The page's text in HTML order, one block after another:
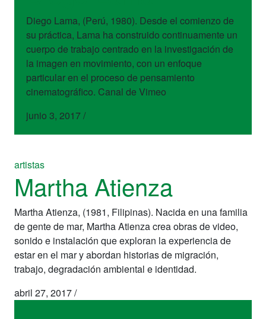
Diego Lama, (Perú, 1980). Desde el comienzo de
su práctica, Lama ha construido continuamente un
cuerpo de trabajo centrado en la investigación de
la imagen en movimiento, con un enfoque
particular en el proceso de pensamiento
cinematográfico. Canal de Vimeo
junio 3, 2017/
artistas
Martha Atienza
Martha Atienza, (1981, Filipinas). Nacida en una familia
de gente de mar, Martha Atienza crea obras de video,
sonido e instalación que exploran la experiencia de
estar en el mar y abordan historias de migración,
trabajo, degradación ambiental e identidad.
abril 27, 2017/